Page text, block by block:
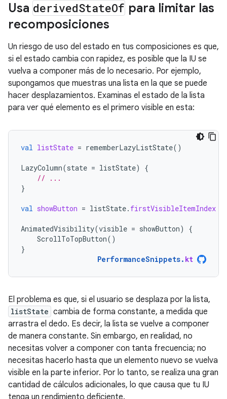
Usa derivedStateOf para limitar las
recomposiciones
Un riesgo de uso del estado en tus composiciones es que,
si el estado cambia con rapidez, es posible que la IU se
vuelva a componer más de lo necesario. Por ejemplo,
supongamos que muestras una lista en la que se puede
hacer desplazamientos. Examinas el estado de la lista
para ver qué elemento es el primero visible en esta:
val listState = rememberLazyListState()
LazyColumn(state = listState)
{
// ...
}
val showButton = listState. firstVisibleItemIndex
AnimatedVisibility(visible = showButton)
{
ScrollToTopButton()
}
PerformanceSnippets. kt
El problema es que, si el usuario se desplaza por la lista,
listState cambia de forma constante, a medida que
arrastra el dedo. Es decir, la lista se vuelve a componer
de manera constante. Sin embargo, en realidad, no
necesitas volver a componer con tanta frecuencia; no
necesitas hacerlo hasta que un elemento nuevo se vuelva
visible en la parte inferior. Por lo tanto, se realiza una gran
cantidad de cálculos adicionales, lo que causa que tu IU
tenga un rendimiento deficiente.